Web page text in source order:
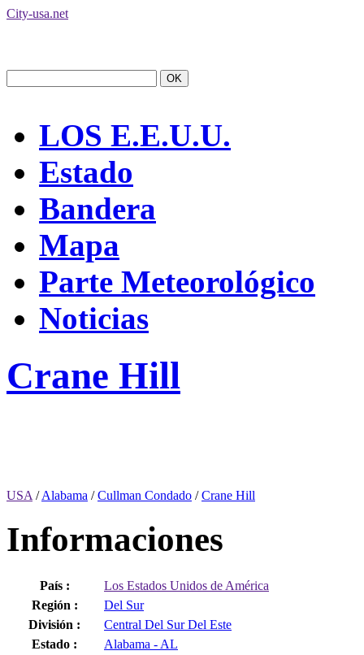
City-usa.net
LOS E.E.U.U.
Estado
Bandera
Mapa
Parte Meteorológico
Noticias
Crane Hill
USA /Alabama /Cullman Condado /Crane Hill
Informaciones
País :
Los Estados Unidos de América
Región :
Del Sur
División :
Central Del Sur Del Este
Estado :
Alabama - AL